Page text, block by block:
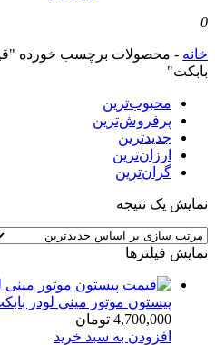
0
خانه - محصولات برچسب خورده
بابکت"
محبوب‌ترین
پرفروش‌ترین
جدیدترین
ارزان‌ترین
گران‌ترین
نمایش یک نتیجه
نمایش فیلترها
پیستون موتور مینی لودر
4,700,000 تومان
افزودن به سبد خرید